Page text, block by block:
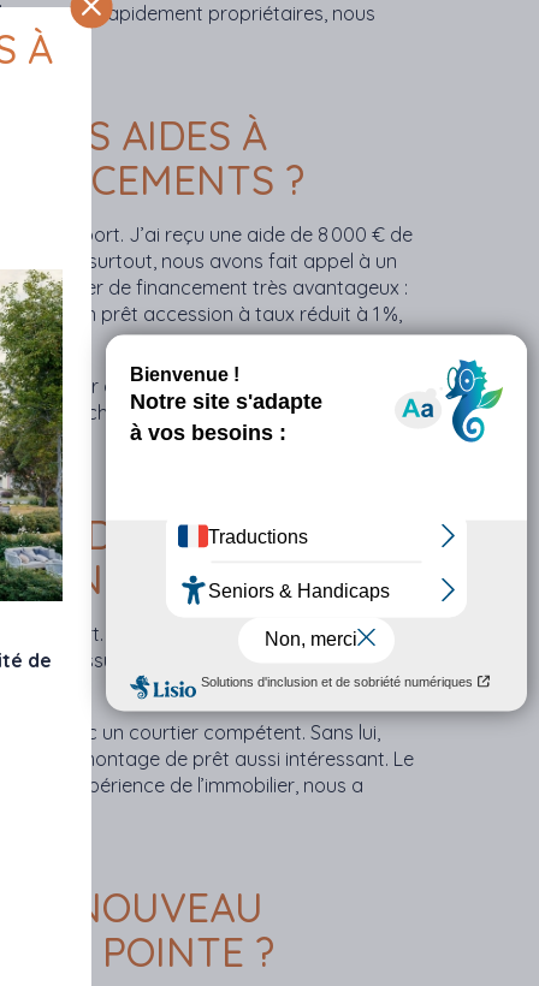
très rapidement propriétaires, nous
AIDES À
?
petit apport. J’ai reçu une aide de 8 000 € de
Mais surtout, nous avons fait appel à un
dossier de financement très avantageux :
(un prêt accession à taux réduit à 1 %,
d’un T1 ou d’un T2 à Toulouse, sans
avec 3 chambres, un jardin, une terrasse, un
DANS VOTRE
?
le départ. Notre conseiller a répondu à
rassurant, surtout pour un premier
avec un courtier compétent. Sans lui,
et un montage de prêt aussi intéressant. Le
son expérience de l’immobilier, nous a
CE NOUVEAU
LA POINTE ?
À
de